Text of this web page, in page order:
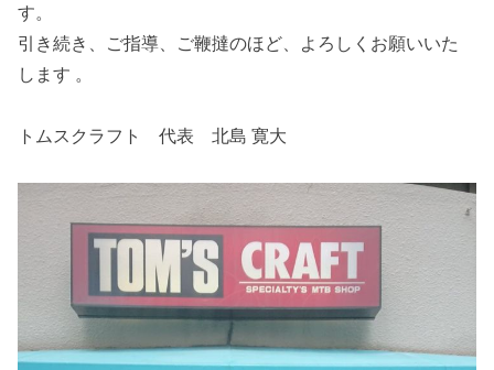
す。
引き続き、ご指導、ご鞭撻のほど、よろしくお願いいた
します 。
トムスクラフト 代表 北島 寛大